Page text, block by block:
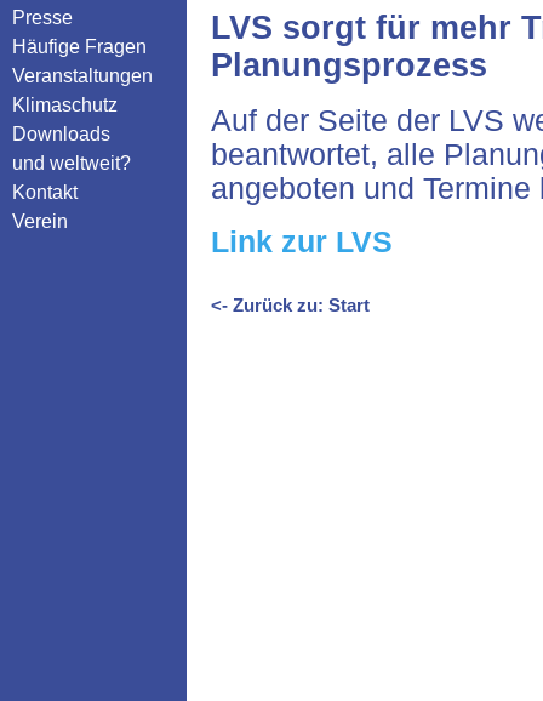
Presse
Häufige Fragen
Veranstaltungen
Klimaschutz
Downloads
und weltweit?
Kontakt
Verein
LVS sorgt für mehr
Planungsprozess
Auf der Seite der LVS
beantwortet, alle
angeboten und
Link zur LVS
<- Zurück zu: Start